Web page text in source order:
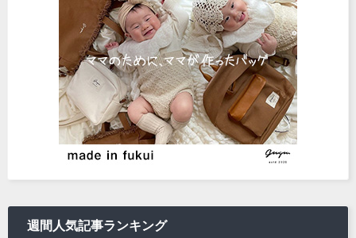
週間人気記事ランキング